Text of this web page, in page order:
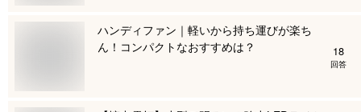
ハンディファン｜軽いから持ち運びが楽ち
ん！コンパクトなおすすめは？
18
回答